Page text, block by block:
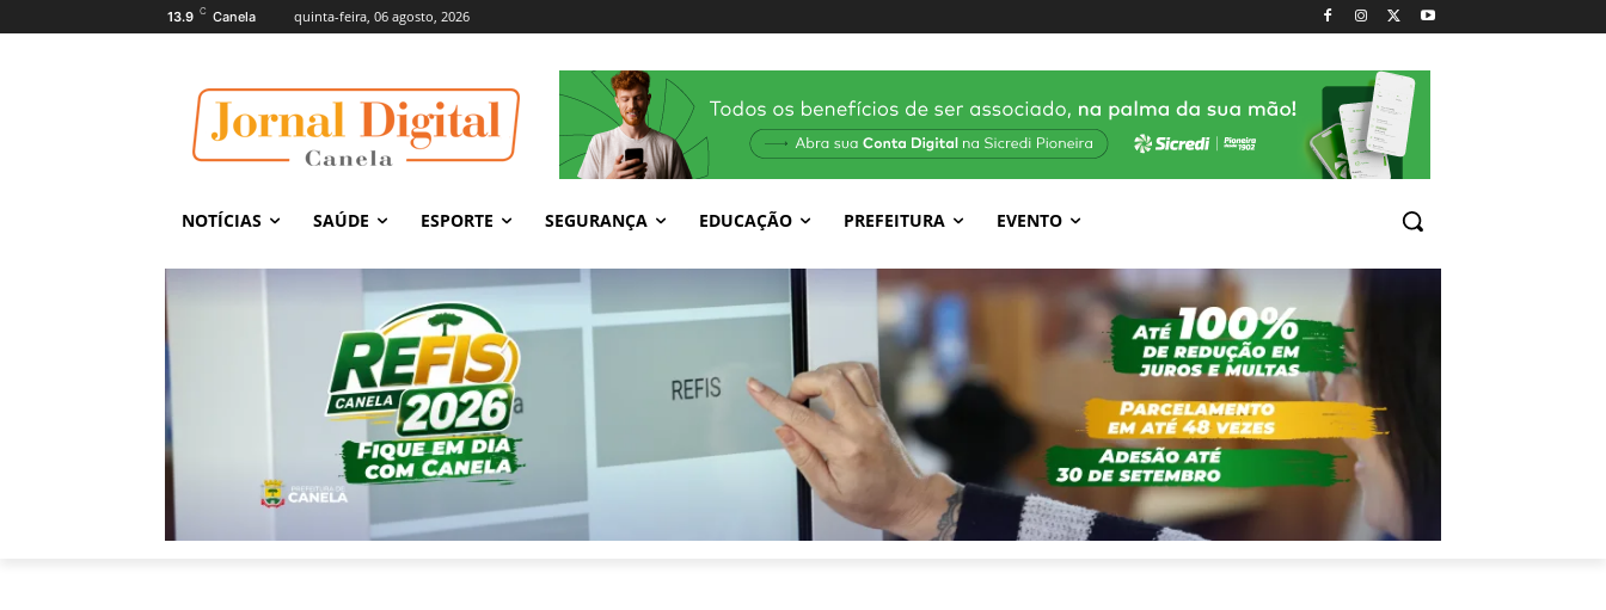
13.9 C Canela quinta-feira, 06 agosto, 2026
NOTÍCIAS SAÚDE ESPORTE SEGURANÇA EDUCAÇÃO PREFEITURA EVENTO